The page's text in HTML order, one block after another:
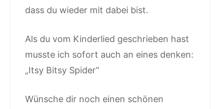
dass du wieder mit dabei bist.
Als du vom Kinderlied geschrieben hast
musste ich sofort auch an eines denken:
„Itsy Bitsy Spider“
Wünsche dir noch einen schönen